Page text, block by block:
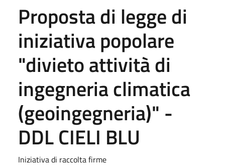
Proposta di legge di
iniziativa popolare
"divieto attività di
ingegneria climatica
(geoingegneria)" -
DDL CIELI BLU
Iniziativa di raccolta firme